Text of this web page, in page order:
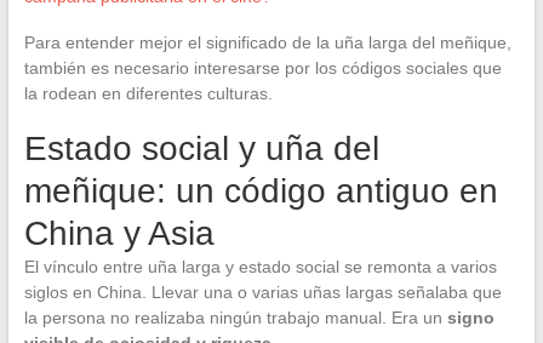
Para entender mejor el significado de la uña larga del meñique,
también es necesario interesarse por los códigos sociales que
la rodean en diferentes culturas.
Estado social y uña del
meñique: un código antiguo en
China y Asia
El vínculo entre uña larga y estado social se remonta a varios
siglos en China. Llevar una o varias uñas largas señalaba que
la persona no realizaba ningún trabajo manual. Era un signo